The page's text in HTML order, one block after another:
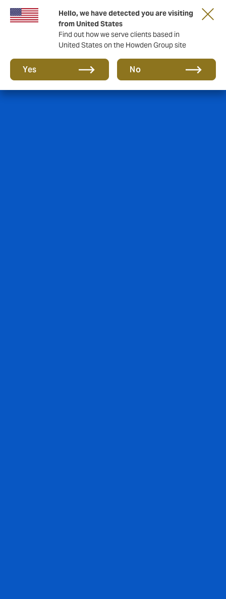
Hello, we have detected you are visiting
from United States
Find out how we serve clients based in
United States on the Howden Group site
Yes No